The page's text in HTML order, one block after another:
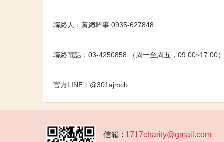
聯絡人：黃總幹事 0935-627848
聯絡電話：03-4250858 （周一至周五，09:00~17:00
官方LINE：@301ajmcb
信箱 : 1717charity@gmail.com